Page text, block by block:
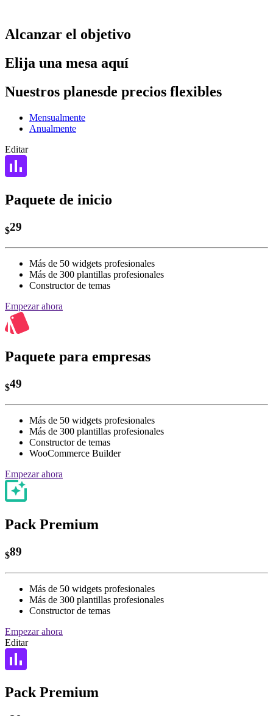
Alcanzar el objetivo
Elija una mesa aquí
Nuestros planesde precios flexibles
Mensualmente
Anualmente
Editar
Paquete de inicio
$29
Más de 50 widgets profesionales
Más de 300 plantillas profesionales
Constructor de temas
Empezar ahora
Paquete para empresas
$49
Más de 50 widgets profesionales
Más de 300 plantillas profesionales
Constructor de temas
WooCommerce Builder
Empezar ahora
Pack Premium
$89
Más de 50 widgets profesionales
Más de 300 plantillas profesionales
Constructor de temas
Empezar ahora
Editar
Pack Premium